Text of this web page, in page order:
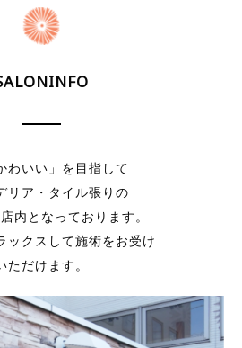
わいい」を目指して
リア・タイル張りの
内となっております。
ックスして施術をお受け
ただけます。